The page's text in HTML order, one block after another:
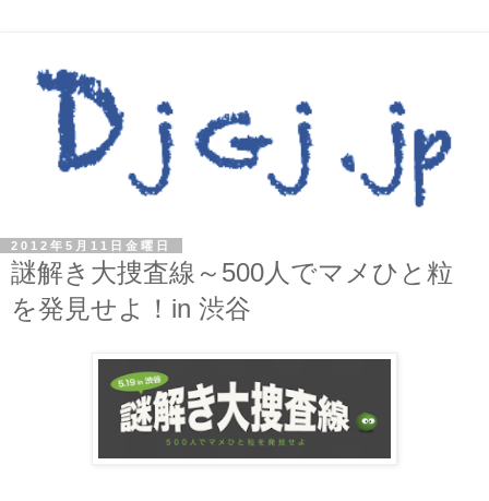
2012年5月11日金曜日
謎解き大捜査線～500人でマメひと粒
を発見せよ！in 渋谷